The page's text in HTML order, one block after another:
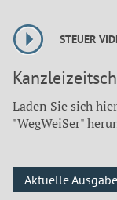
STEUER
Laden Sie sich
"WegWeiSer"
Aktuelle